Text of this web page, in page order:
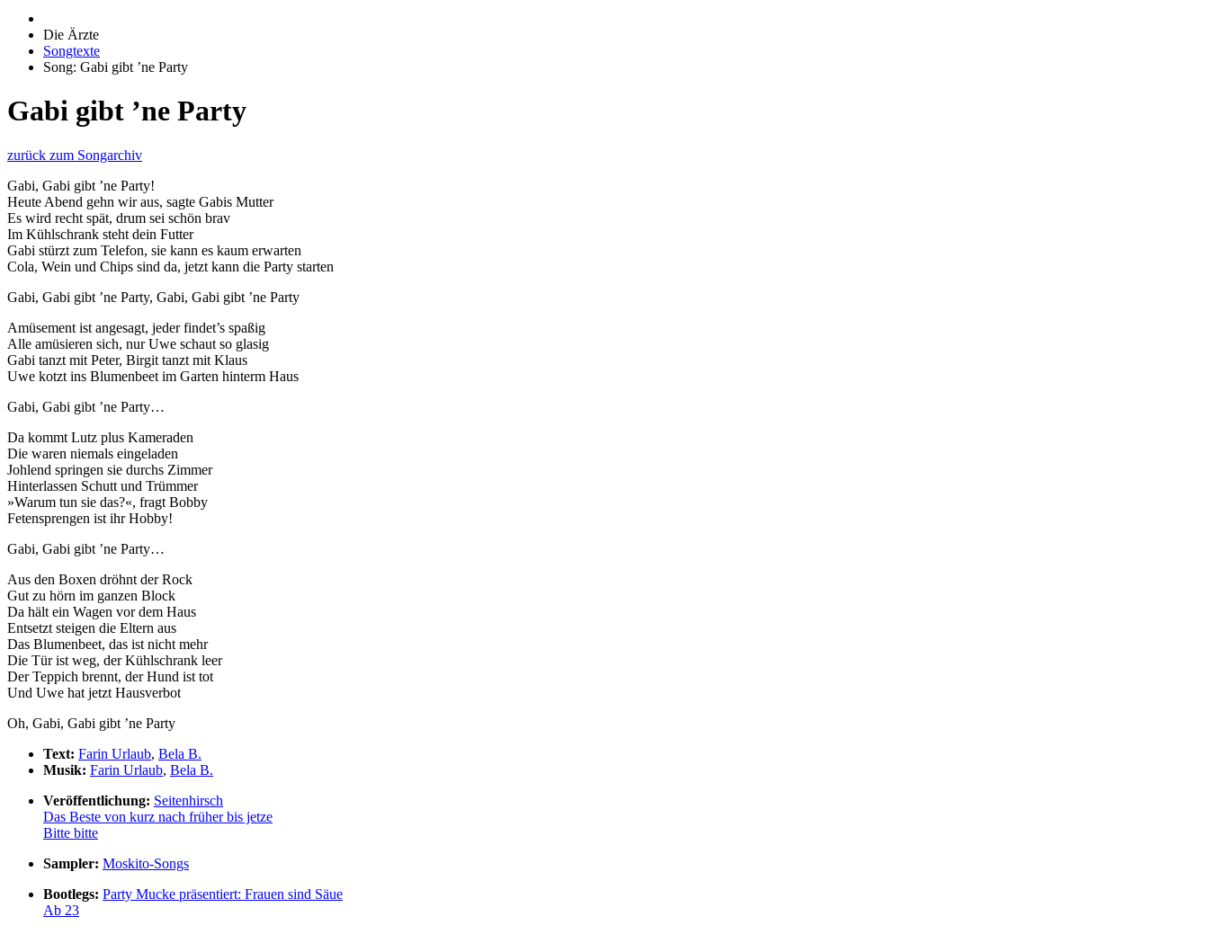
Die Ärzte
Songtexte
Song: Gabi gibt ’ne Party
Gabi gibt ’ne Party
zurück zum Songarchiv
Gabi, Gabi gibt ’ne Party!
Heute Abend gehn wir aus, sagte Gabis Mutter
Es wird recht spät, drum sei schön brav
Im Kühlschrank steht dein Futter
Gabi stürzt zum Telefon, sie kann es kaum erwarten
Cola, Wein und Chips sind da, jetzt kann die Party starten
Gabi, Gabi gibt ’ne Party, Gabi, Gabi gibt ’ne Party
Amüsement ist angesagt, jeder findet’s spaßig
Alle amüsieren sich, nur Uwe schaut so glasig
Gabi tanzt mit Peter, Birgit tanzt mit Klaus
Uwe kotzt ins Blumenbeet im Garten hinterm Haus
Gabi, Gabi gibt ’ne Party…
Da kommt Lutz plus Kameraden
Die waren niemals eingeladen
Johlend springen sie durchs Zimmer
Hinterlassen Schutt und Trümmer
»Warum tun sie das?«, fragt Bobby
Fetensprengen ist ihr Hobby!
Gabi, Gabi gibt ’ne Party…
Aus den Boxen dröhnt der Rock
Gut zu hörn im ganzen Block
Da hält ein Wagen vor dem Haus
Entsetzt steigen die Eltern aus
Das Blumenbeet, das ist nicht mehr
Die Tür ist weg, der Kühlschrank leer
Der Teppich brennt, der Hund ist tot
Und Uwe hat jetzt Hausverbot
Oh, Gabi, Gabi gibt ’ne Party
Text: Farin Urlaub, Bela B.
Musik: Farin Urlaub, Bela B.
Veröffentlichung: Seitenhirsch
Das Beste von kurz nach früher bis jetze
Bitte bitte
Sampler: Moskito-Songs
Bootlegs: Party Mucke präsentiert: Frauen sind Säue
Ab 23